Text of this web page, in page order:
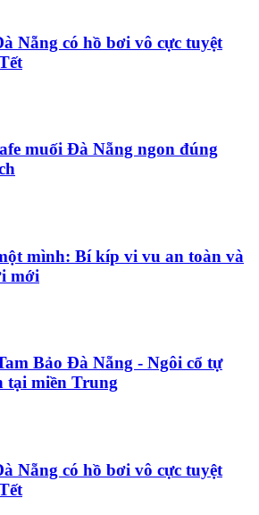
Nẵng có hồ bơi vô cực tuyệt
muối Đà Nẵng ngon đúng
mình: Bí kíp vi vu an toàn và
mới
Bảo Đà Nẵng - Ngôi cổ tự
tại miền Trung
Nẵng có hồ bơi vô cực tuyệt